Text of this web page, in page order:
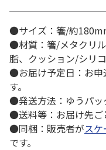
●サイズ：箸/約
●材質：箸/メタクリ
脂、クッション/シリ
●お届け予定日：お申
す。
●発送方法：ゆうパッ
●送料等：お届け先ご
●同梱：販売者がス
です。